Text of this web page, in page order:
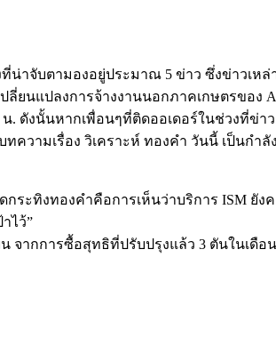
น่าจับตามองอยู่ประมาณ 5 ข่าว ซึ่งข่าวเ
ลี่ยนแปลงการจ้างงานนอกภาคเกษตรขอ
น. ดังนั้นหากเพื่อนๆที่ติดออเดอร์ในช่วงที่
วามเรื่อง วิเคราะห์ ทองคำ วันนี้ เป็นกำ
ทิงทองคำคือการเห็นว่าบริการ ISM ยัง
ไว้”
จากการซื้อสุทธิที่ปรับปรุงแล้ว 3 ตันในเ